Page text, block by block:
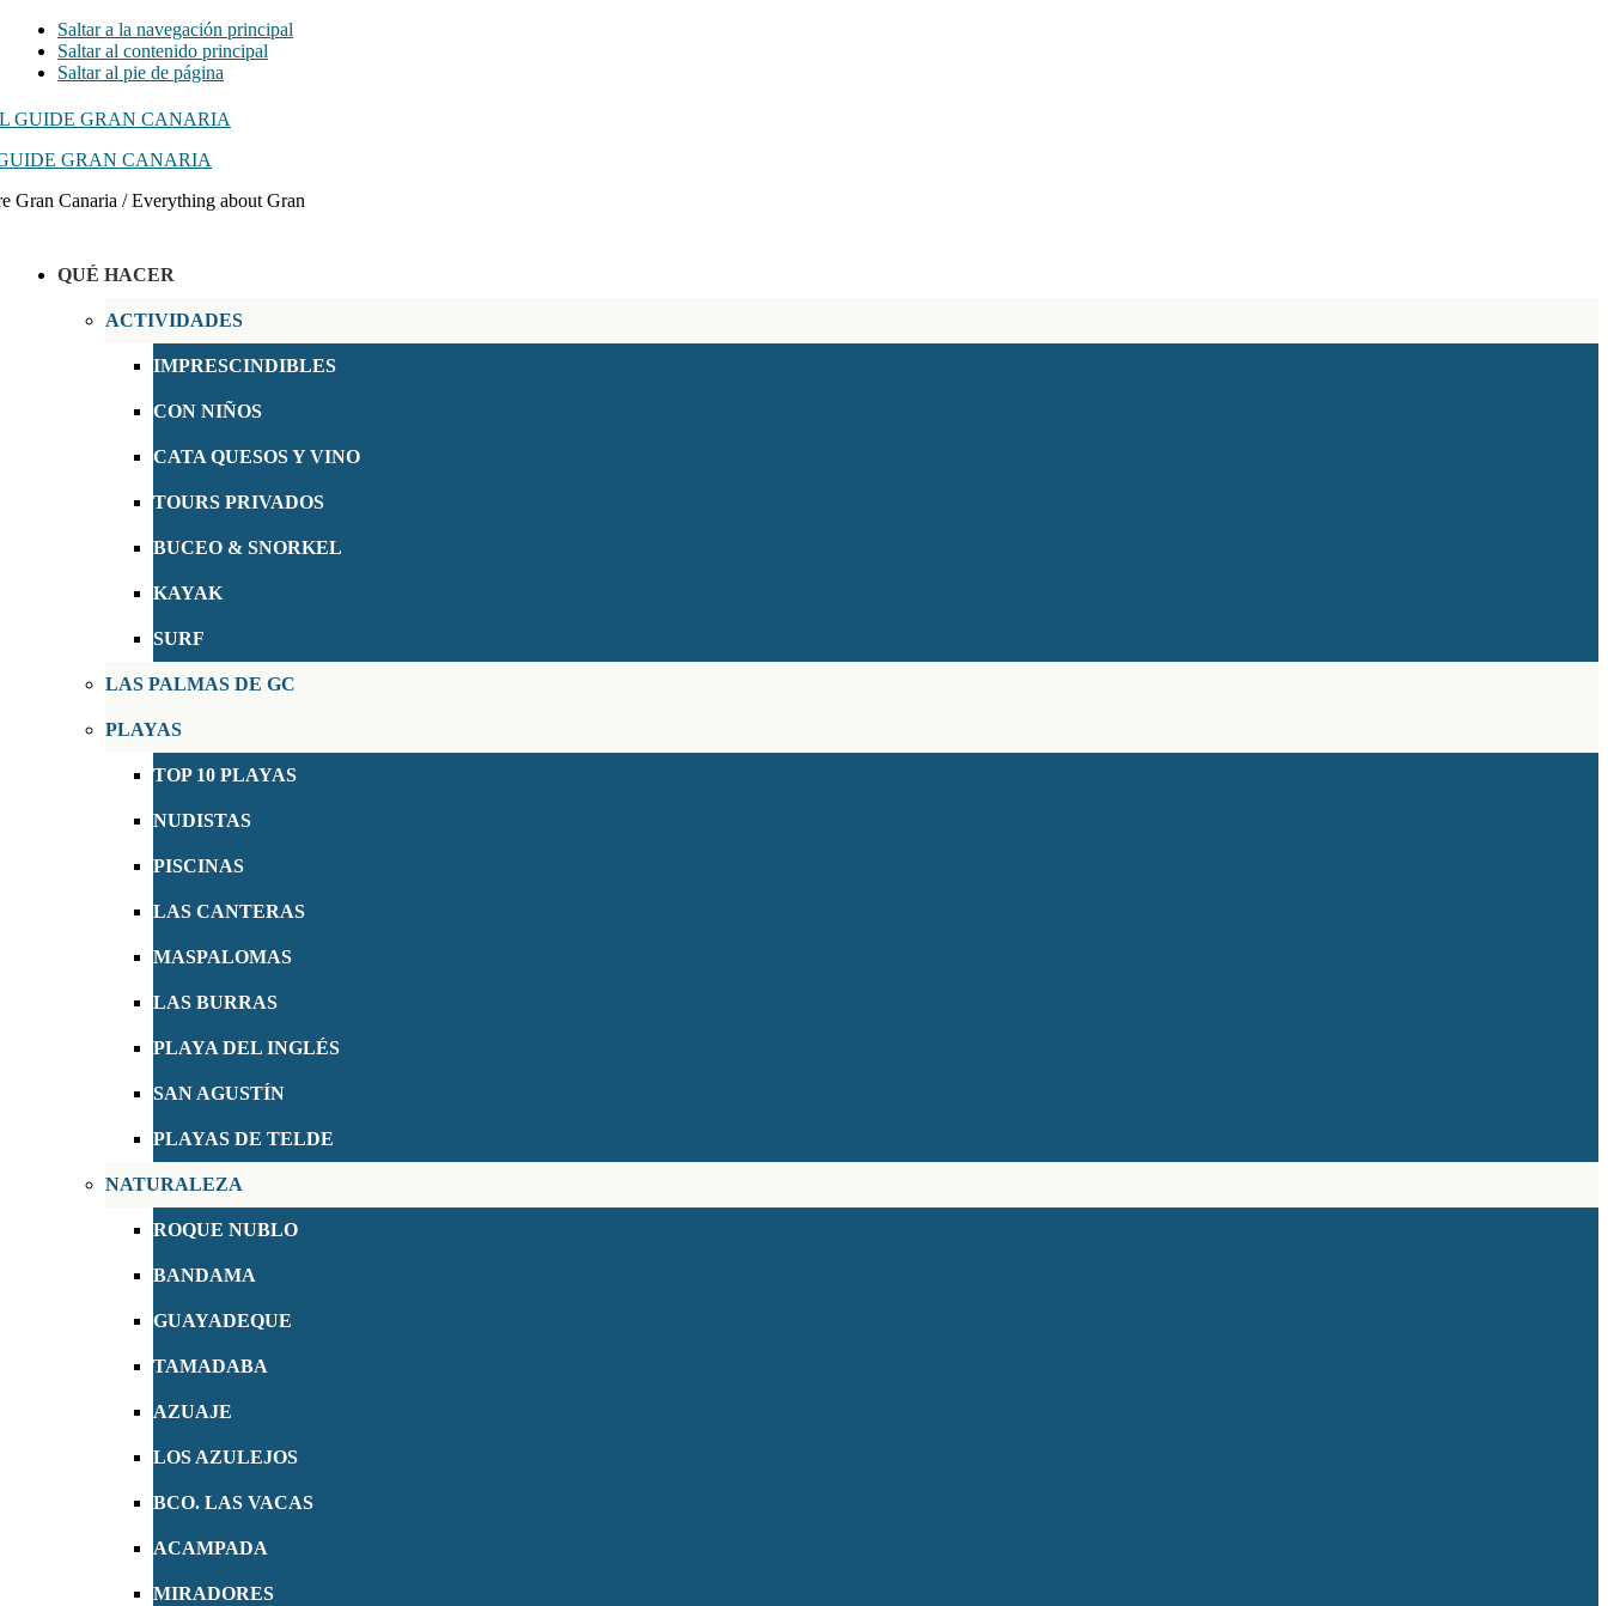
Saltar a la navegación principal
Saltar al contenido principal
Saltar al pie de página
GRAN CANARIA
Gran Canaria / Everything about Gran
QUÉ HACER
ACTIVIDADES
IMPRESCINDIBLES
CON NIÑOS
CATA QUESOS Y VINO
TOURS PRIVADOS
BUCEO & SNORKEL
KAYAK
SURF
LAS PALMAS DE GC
PLAYAS
TOP 10 PLAYAS
NUDISTAS
PISCINAS
LAS CANTERAS
MASPALOMAS
LAS BURRAS
PLAYA DEL INGLÉS
SAN AGUSTÍN
PLAYAS DE TELDE
NATURALEZA
ROQUE NUBLO
BANDAMA
GUAYADEQUE
TAMADABA
AZUAJE
LOS AZULEJOS
BCO. LAS VACAS
ACAMPADA
MIRADORES